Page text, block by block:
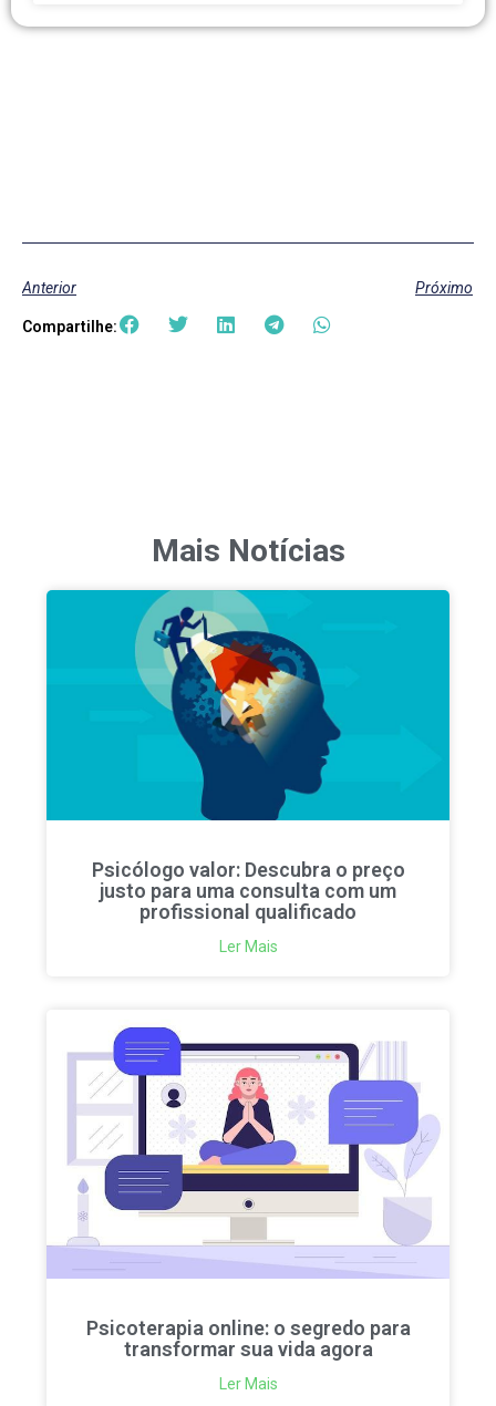
Anterior Próximo
Compartilhe:
Mais Notícias
Psicólogo valor: Descubra o preço
justo para uma consulta com um
profissional qualificado
Ler Mais
Psicoterapia online: o segredo para
transformar sua vida agora
Ler Mais